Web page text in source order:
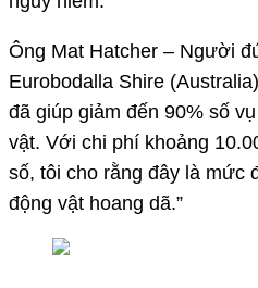
Ông Mat Hatcher – Người
Eurobodalla Shire
đã giúp giảm đến 90% số
vật. Với chi phí khoảng
số, tôi cho rằng đây là mức
động vật hoang dã.”